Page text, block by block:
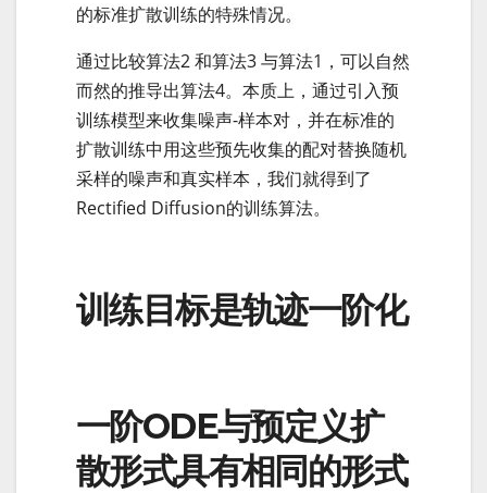
的标准扩散训练的特殊情况。
通过比较算法2 和算法3 与算法1，可以自然
而然的推导出算法4。本质上，通过引入预
训练模型来收集噪声-样本对，并在标准的
扩散训练中用这些预先收集的配对替换随机
采样的噪声和真实样本，我们就得到了
Rectified Diffusion的训练算法。
训练目标是轨迹一阶化
一阶ODE与预定义扩
散形式具有相同的形式